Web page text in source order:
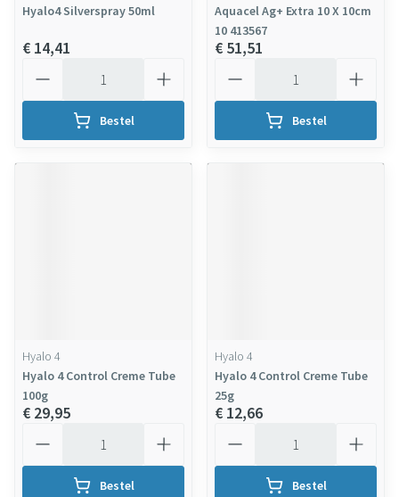
Hyalo4 Silverspray 50ml
€ 14,41
Bestel
Aquacel Ag+ Extra 10 X 10cm
10 413567
€ 51,51
Bestel
Hyalo 4
Hyalo 4 Control Creme Tube
100g
€ 29,95
Bestel
Hyalo 4
Hyalo 4 Control Creme Tube
25g
€ 12,66
Bestel